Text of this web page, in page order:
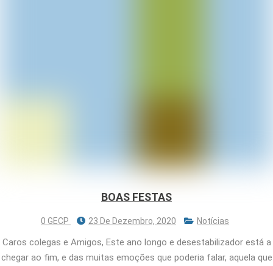
BOAS FESTAS
0 GECP 23 De Dezembro, 2020 Notícias
Caros colegas e Amigos, Este ano longo e desestabilizador está a
chegar ao fim, e das muitas emoções que poderia falar, aquela que